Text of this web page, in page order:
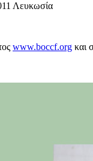
Λευκωσία
www.boccf.org και